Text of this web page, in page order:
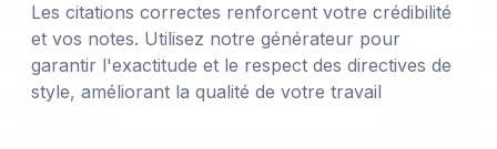
Les citations correctes renforcent votre crédibilité
et vos notes. Utilisez notre générateur pour
garantir l'exactitude et le respect des directives de
style, améliorant la qualité de votre travail